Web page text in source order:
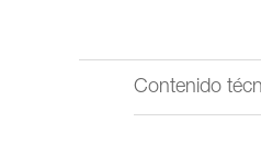
Contenido